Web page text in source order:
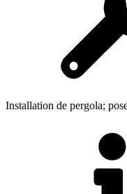
Installation de pergola;